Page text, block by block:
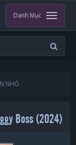
Danh Mục
NHỎ
Boss (2024)